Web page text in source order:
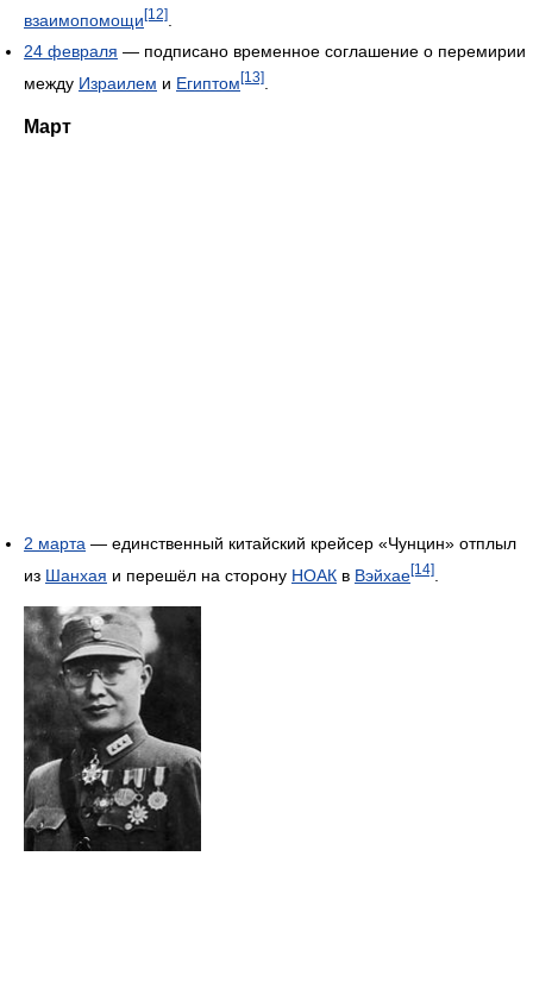
взаимопомощи[12]
24 февраля — подписано временное соглашение о перемирии
между Израилем и Египтом [13]
Март
2 марта — единственный китайский крейсер «Чунцин» отплыл
из Шанхая и перешёл на сторону НОАК в Вэйхае[14]